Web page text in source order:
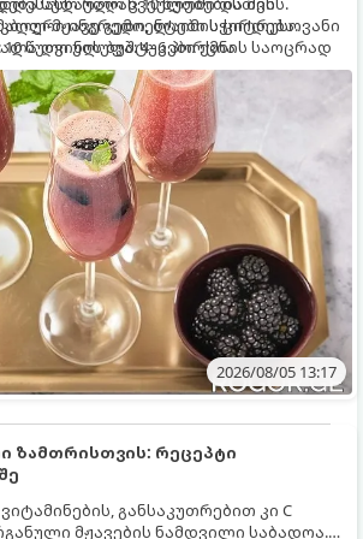
მჟავე გემო, ლაიმის ციტრუსოვანი
ღვინის ბუშტუკები ქმნის საოცრად
კოქტეილს.
ინგრედიენტები სჭირდება.
წუთი ულუფა: 4–6 პორცია
2026/08/05 13:17
ზამთრისთვის: რეცეპტი
განსაკუთრებით კი C
მჟავების ნამდვილი საბადოა.